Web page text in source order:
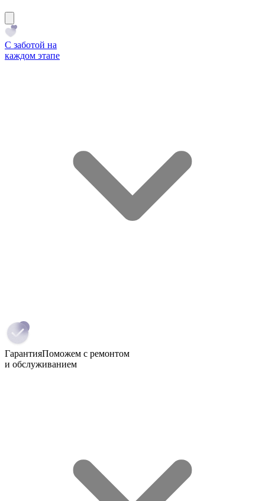
С заботой на
каждом этапе
ГарантияПоможем с ремонтом
и обслуживанием